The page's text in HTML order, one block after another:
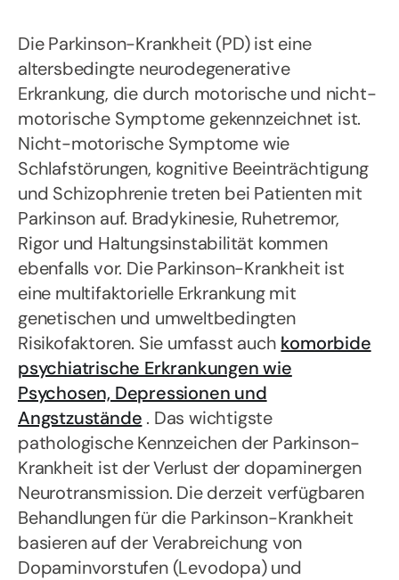
Die Parkinson-Krankheit (PD) ist eine
altersbedingte neurodegenerative
Erkrankung, die durch motorische und nicht-
motorische Symptome gekennzeichnet ist.
Nicht-motorische Symptome wie
Schlafstörungen, kognitive Beeinträchtigung
und Schizophrenie treten bei Patienten mit
Parkinson auf. Bradykinesie, Ruhetremor,
Rigor und Haltungsinstabilität kommen
ebenfalls vor. Die Parkinson-Krankheit ist
eine multifaktorielle Erkrankung mit
genetischen und umweltbedingten
Risikofaktoren. Sie umfasst auch komorbide
psychiatrische Erkrankungen wie
Psychosen, Depressionen und
Angstzustände . Das wichtigste
pathologische Kennzeichen der Parkinson-
Krankheit ist der Verlust der dopaminergen
Neurotransmission. Die derzeit verfügbaren
Behandlungen für die Parkinson-Krankheit
basieren auf der Verabreichung von
Dopaminvorstufen (Levodopa) und